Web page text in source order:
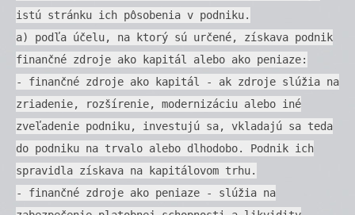
istú stránku ich pôsobenia v podniku.
a) podľa účelu, na ktorý sú určené, získava podnik
finančné zdroje ako kapitál alebo ako peniaze:
- finančné zdroje ako kapitál - ak zdroje slúžia na
zriadenie, rozšírenie, modernizáciu alebo iné
zveľadenie podniku, investujú sa, vkladajú sa teda
do podniku na trvalo alebo dlhodobo. Podnik ich
spravidla získava na kapitálovom trhu.
- finančné zdroje ako peniaze - slúžia na